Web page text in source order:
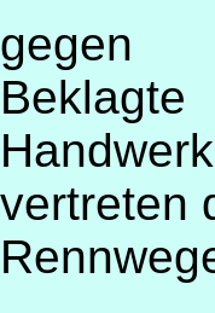
gegen
Beklagte
vertreten